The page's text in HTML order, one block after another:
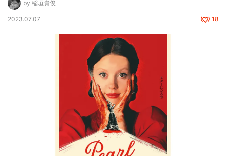
by 稲垣貴俊
2023.07.07 18